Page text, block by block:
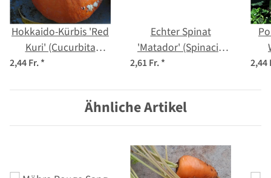
Hokkaido-Kürbis 'Red
Kuri' (Cucurbita
maxima) Bio Saatgut
2,44 Fr.*
Echter Spinat
'Matador' (Spinacia
oleracea) Bio Saatgut
2,61 Fr.* 2,44
Ähnliche Artikel